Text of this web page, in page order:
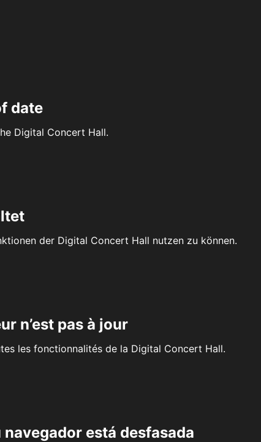
date
Digital Concert Hall.
der Digital Concert Hall nutzen zu können.
n’est pas à jour
les fonctionnalités de la Digital Concert Hall.
está desfasada